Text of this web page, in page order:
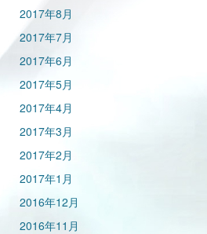
2017年8月
2017年7月
2017年6月
2017年5月
2017年4月
2017年3月
2017年2月
2017年1月
2016年12月
2016年11月